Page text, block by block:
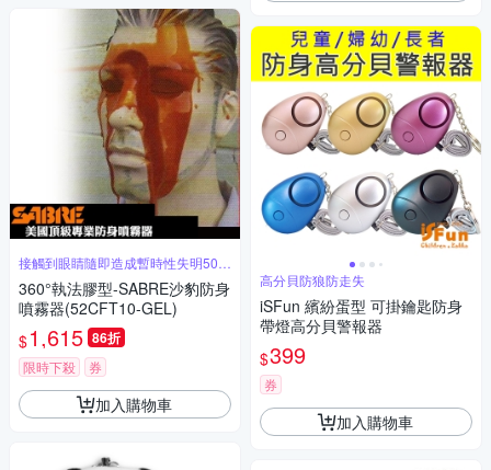
接觸到眼睛隨即造成暫時性失明50分
鐘
360°執法膠型-SABRE沙豹防身
噴霧器(52CFT10-GEL)
$1,615 86折
限時下殺 券
加入購物車
高分貝防狼防走失
iSFun 繽紛蛋型 可掛鑰匙防身
帶燈高分貝警報器
$399
券
加入購物車